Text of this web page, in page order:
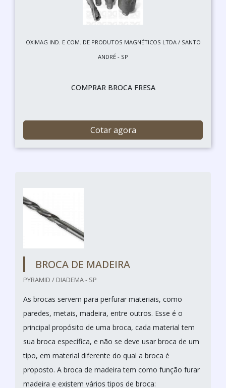
OXIMAG IND. E COM. DE PRODUTOS MAGNÉTICOS LTDA / SANTO
ANDRÉ - SP
COMPRAR BROCA FRESA
Cotar agora
BROCA DE MADEIRA
PYRAMID / DIADEMA - SP
As brocas servem para perfurar materiais, como
paredes, metais, madeira, entre outros. Esse é o
principal propósito de uma broca, cada material tem
sua broca específica, e não se deve usar broca de um
tipo, em material diferente do qual a broca é
proposto. A broca de madeira tem como função furar
madeira e existem vários tipos de broca: